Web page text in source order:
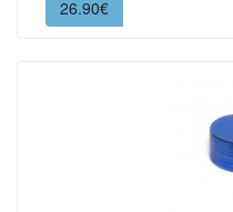
26.90€